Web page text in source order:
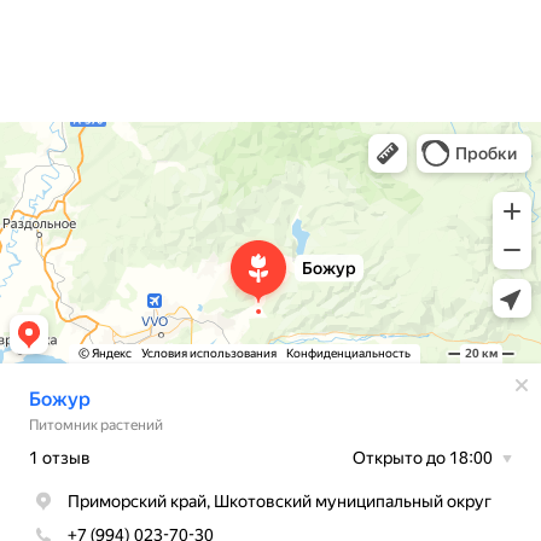
Божур
Питомник растений в Приморском крае